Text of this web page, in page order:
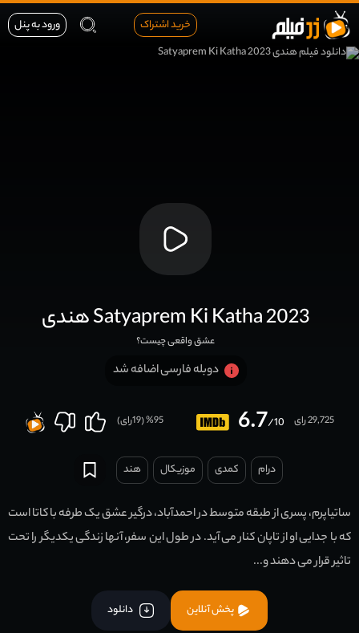
خرید اشتراک ورود به پنل
هندی Satyaprem Ki Katha 2023
عشق واقعی چیست؟
دوبله فارسی اضافه شد
6.7/10 29,725 رای 95
% (
19رای)
درام کمدی موزیکال هند
ساتیاپرم، پسری از طبقه متوسط ​​در احمدآباد، درگیر عشق یک طرفه با کاتا است
که با جدایی او از تاپان کنار می آید. در طول این سفر، آنها زندگی یکدیگر را تحت
تاثیر قرار می دهند و...
پخش آنلاین دانلود